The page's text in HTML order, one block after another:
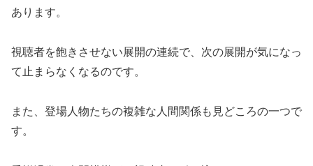
あります。
視聴者を飽きさせない展開の連続で、次の展開が気になっ
て止まらなくなるのです。
また、登場人物たちの複雑な人間関係も見どころの一つで
す。